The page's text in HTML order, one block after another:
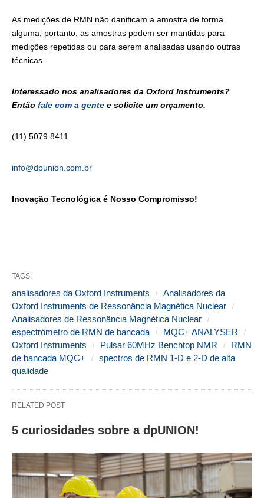
As medições de RMN não danificam a amostra de forma
alguma, portanto, as amostras podem ser mantidas para
medições repetidas ou para serem analisadas usando outras
técnicas.
Interessado nos analisadores da Oxford Instruments?
Então fale com a gente e solicite um orçamento.
(11) 5079 8411
info@dpunion.com.br
Inovação Tecnológica é Nosso Compromisso!
TAGS:
analisadores da Oxford Instruments
Analisadores da
Oxford Instruments de Ressonância Magnética Nuclear
Analisadores de Ressonância Magnética Nuclear
espectrômetro de RMN de bancada
MQC+ ANALYSER
Oxford Instruments
Pulsar 60MHz Benchtop NMR
RMN
de bancada MQC+
spectros de RMN 1-D e 2-D de alta
qualidade
RELATED POST
5 curiosidades sobre a dpUNION!